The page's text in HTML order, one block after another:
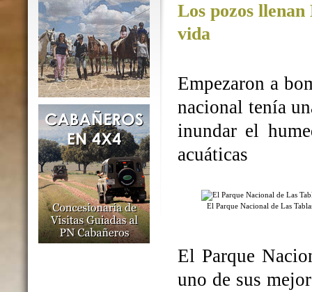
Los pozos
vida
Empezaron a
nacional tenía
inundar el
acuáticas
El Parque Nacional de Las
El Parque
uno de sus